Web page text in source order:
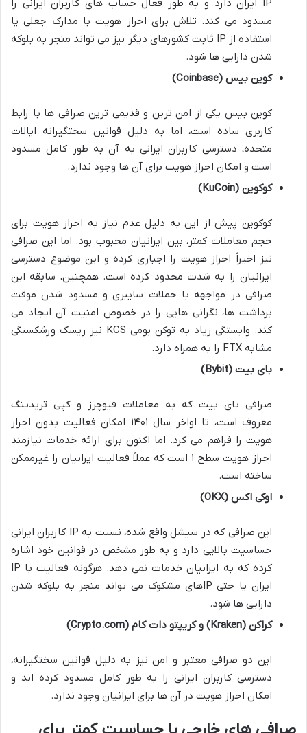
IP ایران دارد و به طور فعال حساب های کاربران ایرانی را
مسدود می کند. تلاش برای احراز هویت با مدارک جعلی یا
استفاده از IP ثابت کشورهای دیگر نیز می تواند منجر به بلوکه
شدن دارایی ها شود.
کوین بیس (Coinbase)
کوین بیس یکی از امن ترین و قدیمی ترین صرافی ها با رابط
کاربری ساده است، اما به دلیل قوانین سختگیرانه ایالات
متحده، دسترسی کاربران ایرانی به آن به طور کامل مسدود
است و امکان احراز هویت برای آن ها وجود ندارد.
کوکوین (KuCoin)
کوکوین پیش از این به دلیل عدم نیاز به احراز هویت برای
حجم معاملات کمتر، بین ایرانیان محبوب بود. اما این صرافی
نیز اخیراً احراز هویت را اجباری کرده و این موضوع دسترسی
ایرانیان را به شدت محدود کرده است. همچنین، سابقه این
صرافی در مواجهه با حملات سایبری و مسدود شدن موقت
برداشت ها، نگرانی هایی را در خصوص امنیت آن ایجاد می
کند. وابستگی زیاد به توکن بومی KCS نیز ریسک ورشکستگی
مشابه FTX را به همراه دارد.
بای بیت (Bybit)
صرافی بای بیت که به معاملات فیوچرز و کپی تریدینگ
معروف است، تا اواخر سال ۱۴۰۱ امکان فعالیت بدون احراز
هویت را فراهم می کرد. اما اکنون برای ارائه خدمات نیازمند
احراز هویت سطح ۱ است که عملاً فعالیت ایرانیان را غیرممکن
ساخته است.
اوکی اکس (OKX)
این صرافی که در سیشل واقع شده، نسبت به IP کاربران ایرانی
حساسیت بالایی دارد و به طور مشخص در قوانین خود اشاره
کرده که به ایرانیان خدمات نمی دهد. هرگونه فعالیت با IP
ایران یا حتی IPهای مشکوک می تواند منجر به بلوکه شدن
دارایی ها شود.
کراکن (Kraken) و کریپتو دات کام (Crypto.com)
این دو صرافی معتبر و امن نیز به دلیل قوانین سختگیرانه،
دسترسی کاربران ایرانی را به طور کامل مسدود کرده اند و
امکان احراز هویت در آن ها برای ایرانیان وجود ندارد.